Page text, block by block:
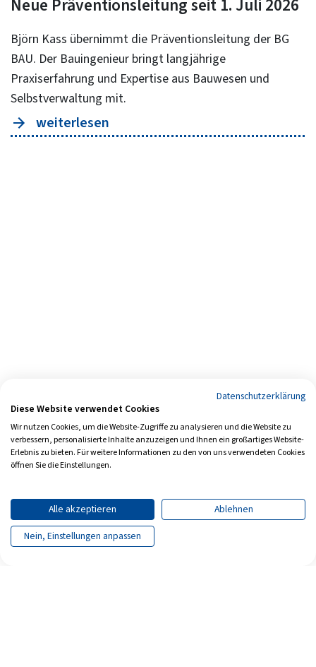
Neue Präventionsleitung seit 1. Juli 2026
Björn Kass übernimmt die Präventionsleitung der BG
BAU. Der Bauingenieur bringt langjährige
Praxiserfahrung und Expertise aus Bauwesen und
Selbstverwaltung mit.
weiterlesen
Datenschutzerklärung
Diese Website verwendet Cookies
Wir nutzen Cookies, um die Website-Zugriffe zu analysieren und die Website zu
verbessern, personalisierte Inhalte anzuzeigen und Ihnen ein großartiges Website-
Erlebnis zu bieten. Für weitere Informationen zu den von uns verwendeten Cookies
öffnen Sie die Einstellungen.
Alle akzeptieren
Ablehnen
Nein, Einstellungen anpassen